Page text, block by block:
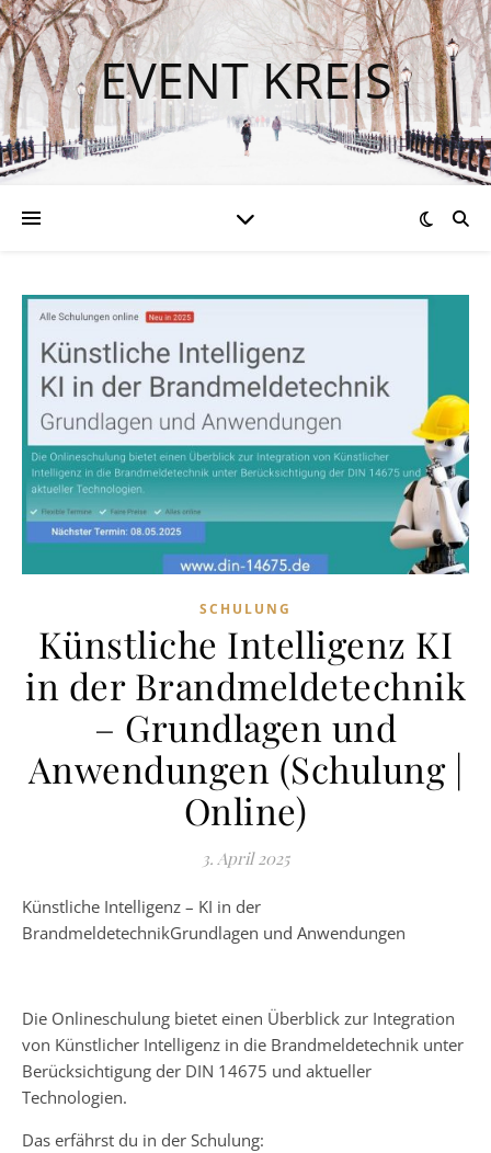
EVENT KREIS
SCHULUNG
Künstliche Intelligenz KI
in der Brandmeldetechnik
– Grundlagen und
Anwendungen (Schulung |
Online)
3. April 2025
Künstliche Intelligenz – KI in der
BrandmeldetechnikGrundlagen und Anwendungen
Die Onlineschulung bietet einen Überblick zur Integration
von Künstlicher Intelligenz in die Brandmeldetechnik unter
Berücksichtigung der DIN 14675 und aktueller
Technologien.
Das erfährst du in der Schulung: